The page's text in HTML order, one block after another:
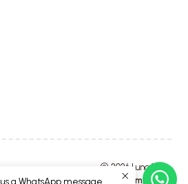
2026 Luna4Kids.
Rights Reserved.Powered by Jumpseller
a WhatsApp message